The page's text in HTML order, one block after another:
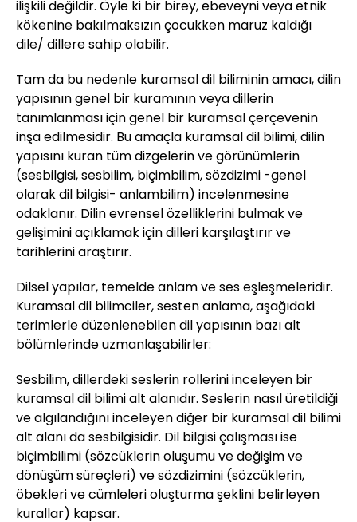
ilişkili değildir. Öyle ki bir birey, ebeveyni veya etnik
kökenine bakılmaksızın çocukken maruz kaldığı
dile/ dillere sahip olabilir.
Tam da bu nedenle kuramsal dil biliminin amacı, dilin
yapısının genel bir kuramının veya dillerin
tanımlanması için genel bir kuramsal çerçevenin
inşa edilmesidir. Bu amaçla kuramsal dil bilimi, dilin
yapısını kuran tüm dizgelerin ve görünümlerin
(sesbilgisi, sesbilim, biçimbilim, sözdizimi -genel
olarak dil bilgisi- anlambilim) incelenmesine
odaklanır. Dilin evrensel özelliklerini bulmak ve
gelişimini açıklamak için dilleri karşılaştırır ve
tarihlerini araştırır.
Dilsel yapılar, temelde anlam ve ses eşleşmeleridir.
Kuramsal dil bilimciler, sesten anlama, aşağıdaki
terimlerle düzenlenebilen dil yapısının bazı alt
bölümlerinde uzmanlaşabilirler:
Sesbilim, dillerdeki seslerin rollerini inceleyen bir
kuramsal dil bilimi alt alanıdır. Seslerin nasıl üretildiği
ve algılandığını inceleyen diğer bir kuramsal dil bilimi
alt alanı da sesbilgisidir. Dil bilgisi çalışması ise
biçimbilimi (sözcüklerin oluşumu ve değişim ve
dönüşüm süreçleri) ve sözdizimini (sözcüklerin,
öbekleri ve cümleleri oluşturma şeklini belirleyen
kurallar) kapsar.